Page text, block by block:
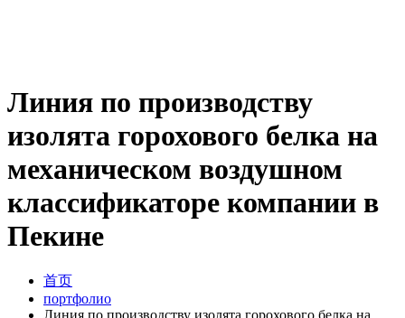
Линия по производству
изолята горохового белка на
механическом воздушном
классификаторе компании в
Пекине
首页
портфолио
Линия по производству изолята горохового белка на